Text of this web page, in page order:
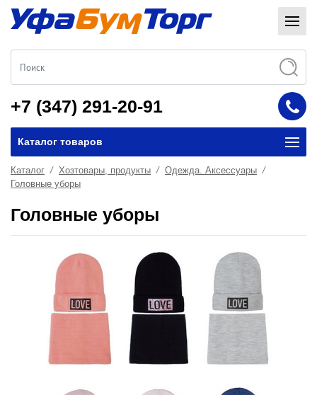
+7 (347) 291-20-91
Каталог товаров
Каталог Хозтовары, продукты
Одежда. Аксессуары
Головные уборы
Головные уборы